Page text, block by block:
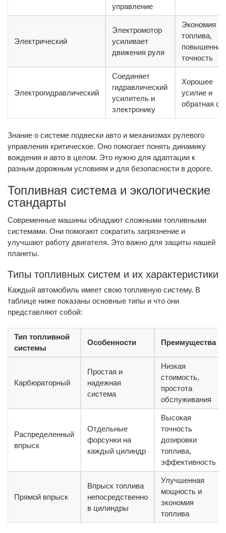
управление
Электрический
Электромотор
усиливает
движения руля
Экономия
топлива,
повышенная
точность
Электрогидравлический
Соединяет
гидравлический
усилитель и
электронику
Хорошее
усилие и
обратная
Знание о системе подвески авто и механизмах рулевого
управления критическое. Оно помогает понять динамику
вождения и авто в целом. Это нужно для адаптации к
разным дорожным условиям и для безопасности в дороге.
Топливная система и экологические
стандарты
Современные машины обладают сложными топливными
системами. Они помогают сократить загрязнение и
улучшают работу двигателя. Это важно для защиты нашей
планеты.
Типы топливных систем и их характеристики
Каждый автомобиль имеет свою топливную систему. В
таблице ниже показаны основные типы и что они
представляют собой:
Тип топливной
системы
Особенности Преимущества
Карбюраторный
Простая и
надежная
система
Низкая
стоимость,
простота
обслуживания
Распределенный
впрыск
Отдельные
форсунки на
каждый цилиндр
Высокая
точность
дозировки
топлива,
эффективность
Прямой впрыск
Впрыск топлива
непосредственно
в цилиндры
Улучшенная
мощность и
экономия
топлива